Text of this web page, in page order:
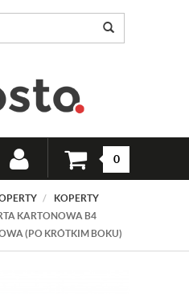
0
KOPERTY
KARTONOWA B4
(PO KRÓTKIM BOKU)